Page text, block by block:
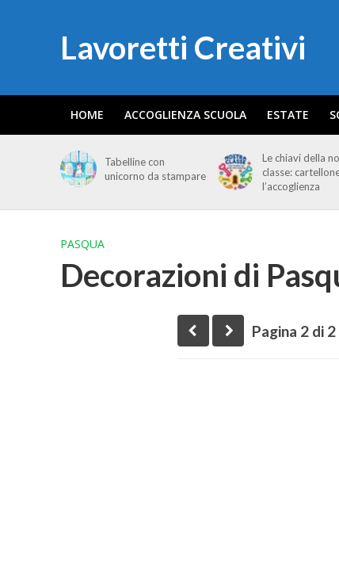
Lavoretti Creativi
HOME ACCOGLIENZA SCUOLA ESTATE
Tabelline con
unicorno da stampare
Le chiavi della
classe:
l’accoglienza
PASQUA
Decorazioni di
Pagina 2 di 2